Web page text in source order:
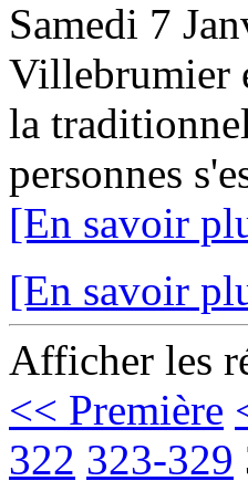
Samedi 7
Villebrumier
la
personnes
[En savoir
[En savoir
Afficher les
<< Première
322 323-329